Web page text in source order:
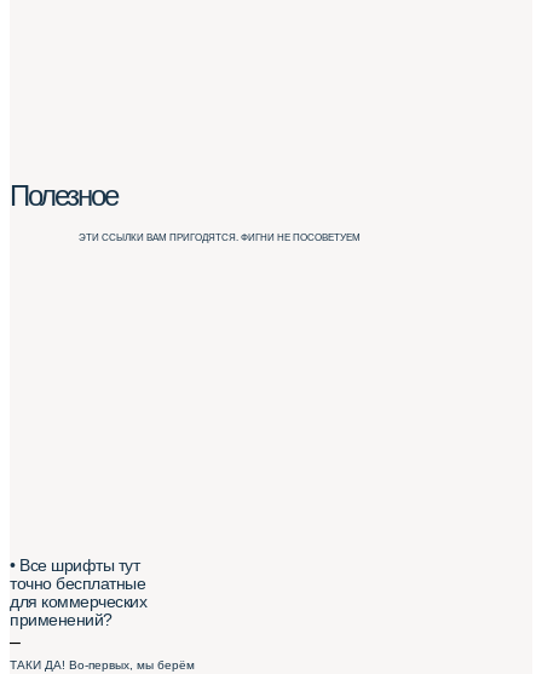
• Все шрифты тут
точно бесплатные
для коммерческих
применений?
–
ТАКИ ДА! Во-первых, мы берём
Полезное
ЭТИ ССЫЛКИ ВАМ ПРИГОДЯТСЯ. ФИГНИ НЕ ПОСОВЕТУЕМ